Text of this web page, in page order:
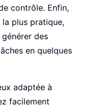
contrôle. Enfin,
plus pratique,
des
en quelques
adaptée à
facilement